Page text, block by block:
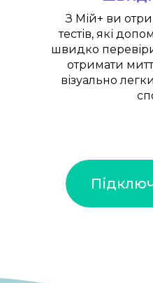
З Мій+ ви
тестів, які
швидко
отримати
візуально